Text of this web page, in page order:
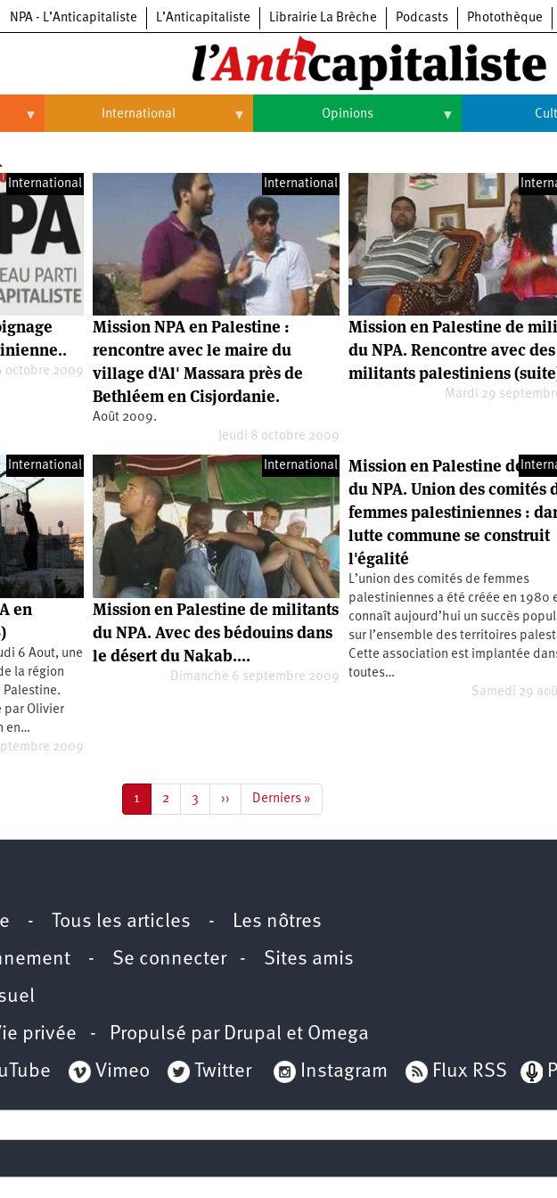
NPA - L’Anticapitaliste L’Anticapitaliste Librairie La Brèche Podcasts Photothèque
International
Brésil
Chine
États-
Continents
Afrique
Amérique
Amérique
latine
Europe
Moyen-
Orient
Océanie
Opinions
Histoire Arts
Cinéma
Expositions
Livres
International
octobre 2009
International
Mission NPA en Palestine :
rencontre avec le maire du
village d'Al' Massara près de
Bethléem en Cisjordanie.
Août 2009.
Jeudi 8 octobre 2009
Mission en Palestine de
du NPA. Rencontre avec des
militants palestiniens
Mardi 29
International
en
6 Aout, une
la région
Palestine.
par Olivier
en…
2009
International
Mission en Palestine de militants
du NPA. Avec des bédouins dans
le désert du Nakab....
Dimanche 6 septembre 2009
Mission en Palestine de
du NPA. Union des comités
femmes palestiniennes :
lutte commune se construit
l'égalité
L’union des comités de femmes
palestiniennes a été créée en 1980
connaît aujourd’hui un succès
sur l’ensemble des territoires
Cette association est implantée
toutes…
Samedi 29
Page
courante
1 Page
2 Page
3
Page
suivante
››
Dernière
page
Derniers »
- Tous les articles - Les nôtres
- Se connecter- Sites amis
privée - Propulsé par Drupal et Omega
Vimeo Twitter Instagram Flux RSS